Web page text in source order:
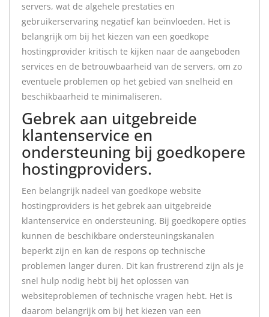
servers, wat de algehele prestaties en
gebruikerservaring negatief kan beïnvloeden. Het is
belangrijk om bij het kiezen van een goedkope
hostingprovider kritisch te kijken naar de aangeboden
services en de betrouwbaarheid van de servers, om zo
eventuele problemen op het gebied van snelheid en
beschikbaarheid te minimaliseren.
Gebrek aan uitgebreide
klantenservice en
ondersteuning bij goedkopere
hostingproviders.
Een belangrijk nadeel van goedkope website
hostingproviders is het gebrek aan uitgebreide
klantenservice en ondersteuning. Bij goedkopere opties
kunnen de beschikbare ondersteuningskanalen
beperkt zijn en kan de respons op technische
problemen langer duren. Dit kan frustrerend zijn als je
snel hulp nodig hebt bij het oplossen van
websiteproblemen of technische vragen hebt. Het is
daarom belangrijk om bij het kiezen van een